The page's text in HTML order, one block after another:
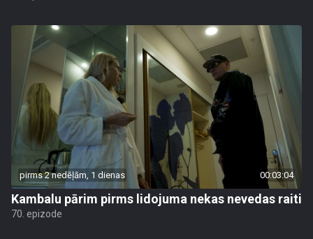
pirms 2 nedēļām, 1 dienas 00:03:04
Kambalu pārim pirms lidojuma nekas nevedas raiti
70. epizode